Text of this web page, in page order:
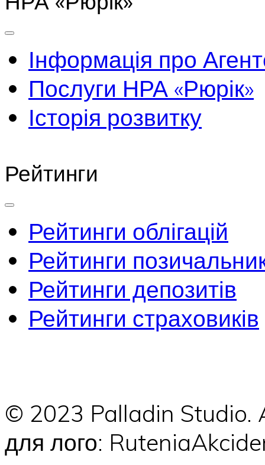
Інформація про
Послуги НРА «Рюрік»
Історія розвитку
Рейтинги
Рейтинги облігацій
Рейтинги
Рейтинги депозитів
Рейтинги страховиків
© 2023 Palladin
для лого: